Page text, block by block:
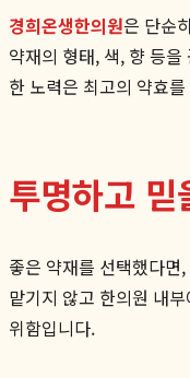
경희온생한의원은 단순
약재의 형태, 색, 향 등
한 노력은 최고의 약효
투명하고
좋은 약재를 선택했다
맡기지 않고 한의원 내
위함입니다.